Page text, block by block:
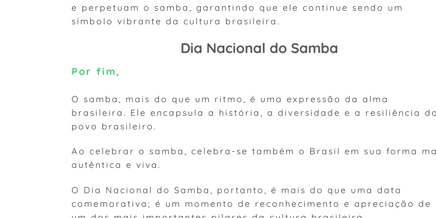
e perpetuam o samba, garantindo que ele continue sendo um
símbolo vibrante da cultura brasileira.
Dia Nacional do Samba
Por fim,
O samba, mais do que um ritmo, é uma expressão da alma
brasileira. Ele encapsula a história, a diversidade e a resiliência
povo brasileiro.
Ao celebrar o samba, celebra-se também o Brasil em sua forma
autêntica e viva.
O Dia Nacional do Samba, portanto, é mais do que uma data
comemorativa; é um momento de reconhecimento e apreciação de